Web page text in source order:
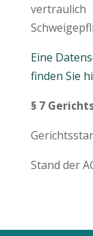
Eine
finden Sie
§ 7
Stand der